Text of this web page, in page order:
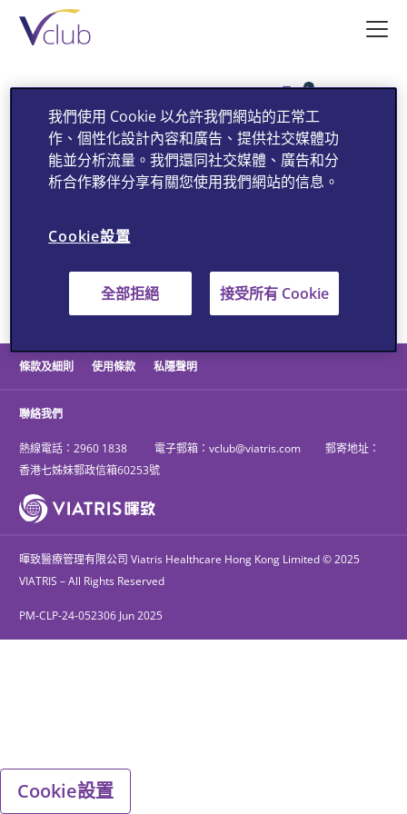
用手機掃描QR碼後安裝及下載 Vclub手機應用程式，並加
入Vclub，為你的健康增值，活出健康人生!
條款及細則 使用條款 私隱聲明
聯絡我們
熱線電話： 2960 1838 電子郵箱： vclub@viatris.com
郵寄地址：
香港七姊妹郵政信箱60253號
暉致醫療管理有限公司 Viatris Healthcare Hong Kong Limited © 2025
VIATRIS – All Rights Reserved
PM-CLP-24-052306 Jun 2025
Cookie設置
我們使用 Cookie 以允許我們網站的正常工
作、個性化設計內容和廣告、提供社交媒體功
能並分析流量。我們還同社交媒體、廣告和分
析合作夥伴分享有關您使用我們網站的信息。
Cookie設置
全部拒絕 接受所有 Cookie